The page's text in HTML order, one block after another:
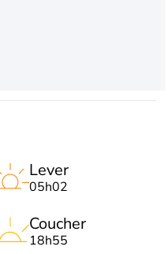
Lever
05h02
Coucher
18h55